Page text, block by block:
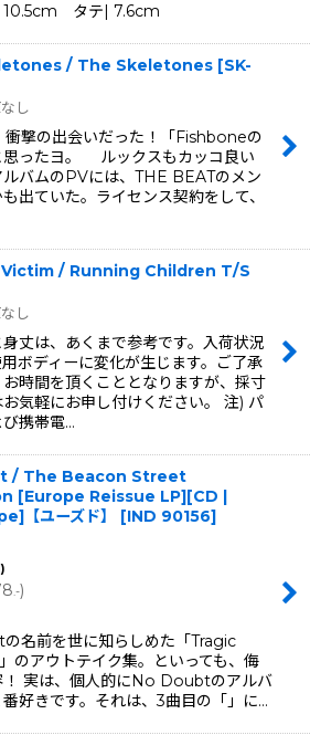
10.5cm タテ| 7.6cm
/ The Skeletones [SK-
し
衝撃の出会いだった！「Fishboneの
思ったヨ。 ルックスもカッコ良い
ルバムのPVには、THE BEATのメン
出ていた。ライセンス契約をして、
/ Running Children T/S
し
丈は、あくまで参考です。入荷状況
ボディーに変化が生じます。ご了承
お時間を頂くこととなりますが、採寸
気軽にお申し付けください。 注) パ
携帯電…
/ The Beacon Street
[Europe Reissue LP][CD |
【ユーズド】
[IND 90156]
.-)
名前を世に知らしめた「Tragic
のアウトテイク集。といっても、侮
！ 実は、個人的にNo Doubtのアルバ
好きです。それは、3曲目の「」に…